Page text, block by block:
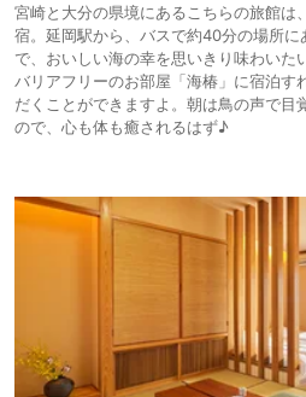
宮崎と大分の県境にあるこちらの旅館は
宿。延岡駅から、バスで約40分の場所
で、おいしい海の幸を思いきり味わいた
バリアフリーのお部屋「海椿」に宿泊す
だくことができますよ。朝は鳥の声で目
ので、心も体も癒されるはず♪